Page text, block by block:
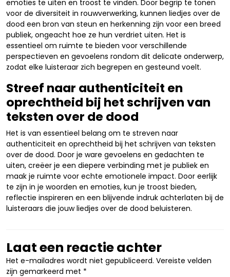
emoties te uiten en troost te vinden. Door begrip te tonen
voor de diversiteit in rouwverwerking, kunnen liedjes over de
dood een bron van steun en herkenning zijn voor een breed
publiek, ongeacht hoe ze hun verdriet uiten. Het is
essentieel om ruimte te bieden voor verschillende
perspectieven en gevoelens rondom dit delicate onderwerp,
zodat elke luisteraar zich begrepen en gesteund voelt.
Streef naar authenticiteit en
oprechtheid bij het schrijven van
teksten over de dood
Het is van essentieel belang om te streven naar
authenticiteit en oprechtheid bij het schrijven van teksten
over de dood. Door je ware gevoelens en gedachten te
uiten, creëer je een diepere verbinding met je publiek en
maak je ruimte voor echte emotionele impact. Door eerlijk
te zijn in je woorden en emoties, kun je troost bieden,
reflectie inspireren en een blijvende indruk achterlaten bij de
luisteraars die jouw liedjes over de dood beluisteren.
Laat een reactie achter
Het e-mailadres wordt niet gepubliceerd. Vereiste velden
zijn gemarkeerd met *